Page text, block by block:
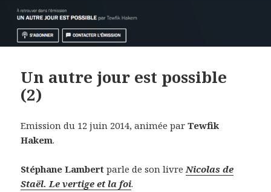
Un autre jour est possible
(2)
Emission du 12 juin 2014, animée parTewfik
Hakem.
Stéphane Lambert parle de son livre Nicolas de
Staël. Le vertige et la foi.